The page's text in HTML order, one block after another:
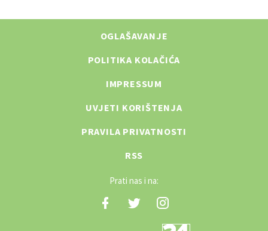
OGLAŠAVANJE
POLITIKA KOLAČIĆA
IMPRESSUM
UVJETI KORIŠTENJA
PRAVILA PRIVATNOSTI
RSS
Prati nas i na: